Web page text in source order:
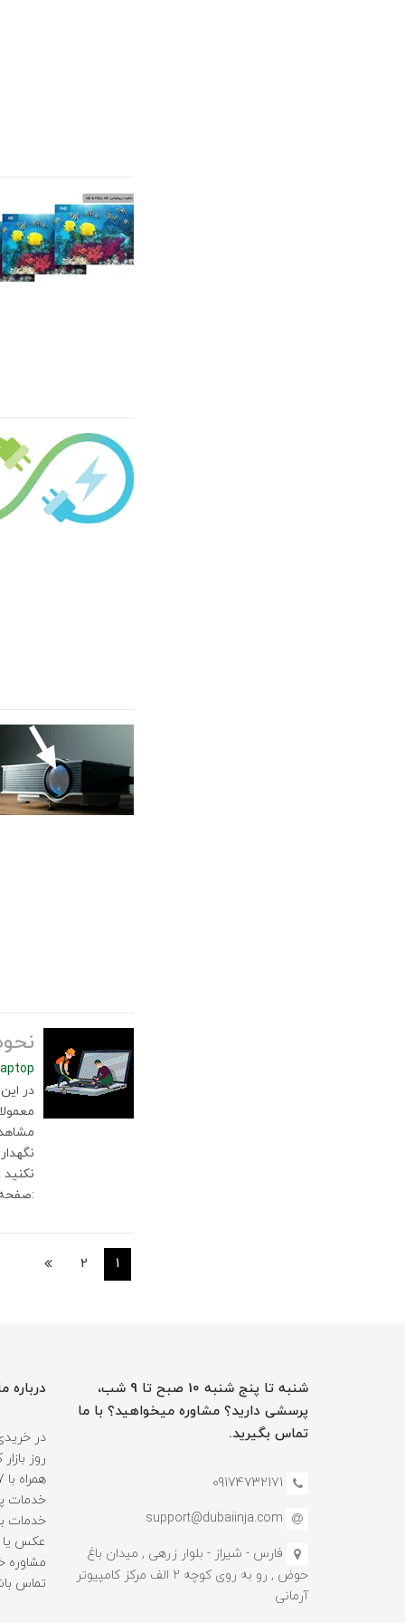
در
1
2
شنبه تا پنج شنبه 10 صبح تا 9 شب،
پرسشی دارید؟ مشاوره میخواهید؟ با ما
تماس بگیرید.
09174732171
support@dubaiinja.com
فارس - شیراز - بلوار زرهی , میدان باغ
حوض , رو به روی کوچه 2 الف مرکز کامپیوتر
آرمانی
درباره
در
روز
خدمات
خدمات
عکس یا
تماس